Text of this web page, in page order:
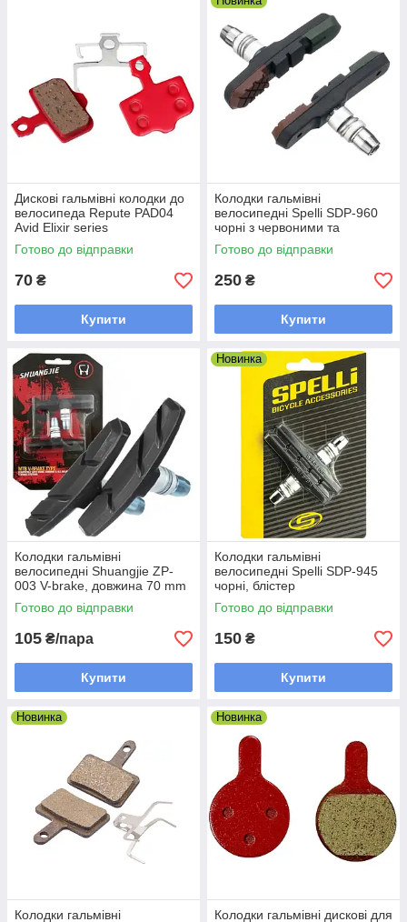
Дискові гальмівні колодки до
велосипеда Repute PAD04
Avid Elixir series
Готово до відправки
70 ₴
Купити
Колодки гальмівні
велосипедні Spelli SDP-960
чорні з червоними та
зеленими вставками
Готово до відправки
250 ₴
Купити
Колодки гальмівні
велосипедні Shuangjie ZP-
003 V-brake, довжина 70 mm
Готово до відправки
105 ₴/пара
Купити
Новинка
Колодки гальмівні
велосипедні Spelli SDP-945
чорні, блістер
Готово до відправки
150 ₴
Купити
Новинка
Колодки гальмівні
Новинка
Колодки гальмівні дискові для